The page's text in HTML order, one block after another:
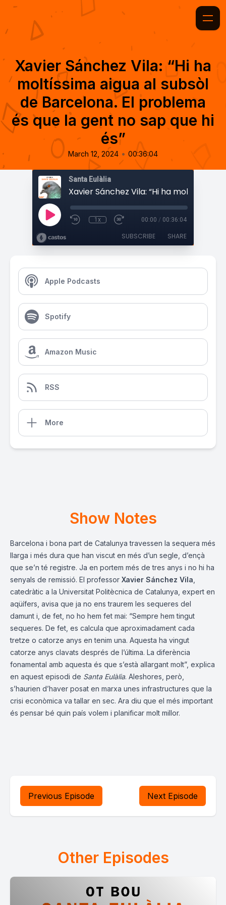
Xavier Sánchez Vila: “Hi ha
moltíssima aigua al subsòl
de Barcelona. El problema
és que la gent no sap que hi
és”
March 12, 2024 • 00:36:04
Santa Eulàlia
1x 00:00 / 00:36:04
SUBSCRIBE SHARE
Apple Podcasts
Spotify
Amazon Music
RSS
More
Show Notes
Barcelona i bona part de Catalunya travessen la sequera més
llarga i més dura que han viscut en més d’un segle, d’ençà
que se’n té registre. Ja en portem més de tres anys i no hi ha
senyals de remissió. El professor Xavier Sánchez Vila
catedràtic a la Universitat Politècnica de Catalunya, expert en
aqüífers, avisa que ja no ens traurem les sequeres del
damunt i, de fet, no ho hem fet mai: “Sempre hem tingut
sequeres. De fet, es calcula que aproximadament cada
tretze o catorze anys en tenim una. Aquesta ha vingut
catorze anys clavats després de l’última. La diferència
fonamental amb aquesta és que s’està allargant molt”, explica
en aquest episodi de Santa Eulàlia. Aleshores, però,
s’haurien d’haver posat en marxa unes infrastructures que la
crisi econòmica va tallar en sec. Ara diu que el més important
és pensar bé quin país volem i planificar molt millor.
Previous Episode Next Episode
Other Episodes